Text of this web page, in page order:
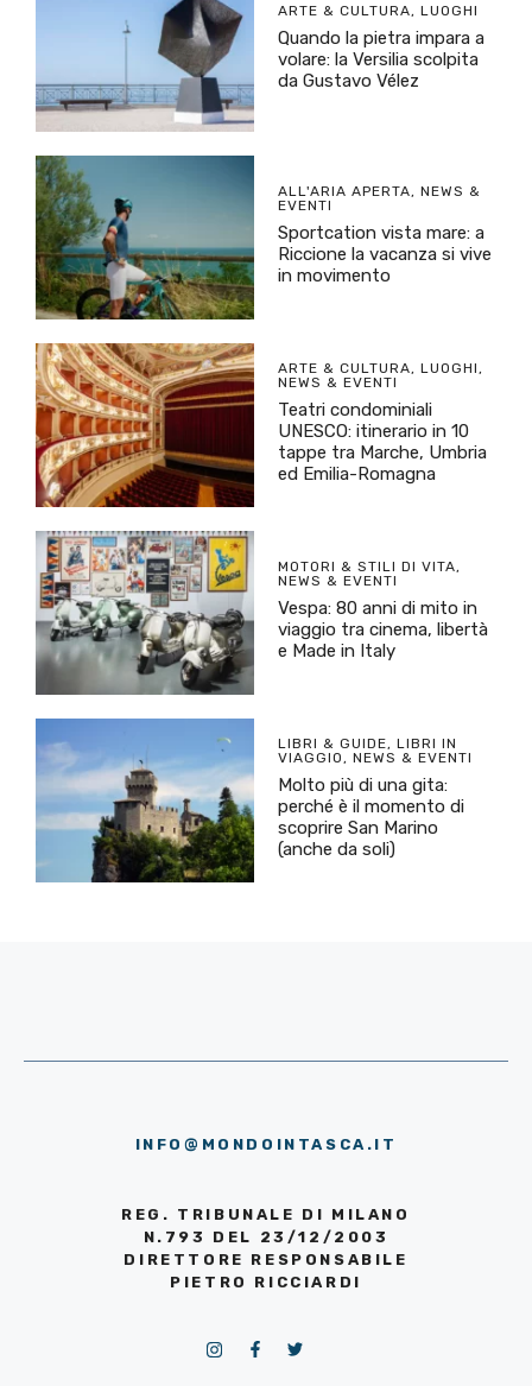
ARTE & CULTURA, LUOGHI
Quando la pietra impara a
volare: la Versilia scolpita
da Gustavo Vélez
ALL'ARIA APERTA, NEWS &
EVENTI
Sportcation vista mare: a
Riccione la vacanza si vive
in movimento
ARTE & CULTURA, LUOGHI ,
NEWS & EVENTI
Teatri condominiali
UNESCO: itinerario in 10
tappe tra Marche, Umbria
ed Emilia-Romagna
MOTORI & STILI DI VITA,
NEWS & EVENTI
Vespa: 80 anni di mito in
viaggio tra cinema, libertà
e Made in Italy
LIBRI & GUIDE, LIBRI IN
VIAGGIO , NEWS & EVENTI
Molto più di una gita:
perché è il momento di
scoprire San Marino
(anche da soli)
INFO@MONDOINTASCA.IT
REG. TRIBUNALE DI MILANO
N.793 DEL 23/12/2003
DIRETTORE RESPONSABILE
PIETRO RICCIARDI